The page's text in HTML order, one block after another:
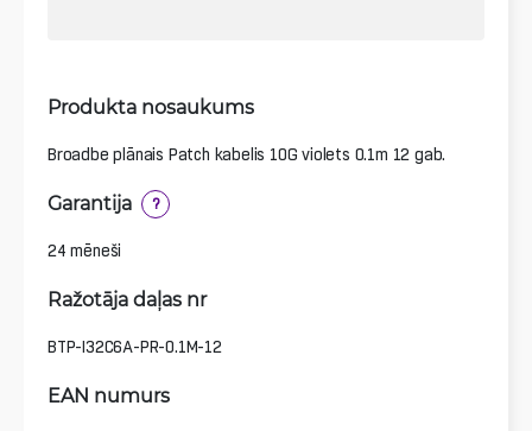
Produkta nosaukums
Broadbe plānais Patch kabelis 10G violets 0.1m 12 gab.
Garantija ?
24 mēneši
Ražotāja daļas nr
BTP-I32C6A-PR-0.1M-12
EAN numurs